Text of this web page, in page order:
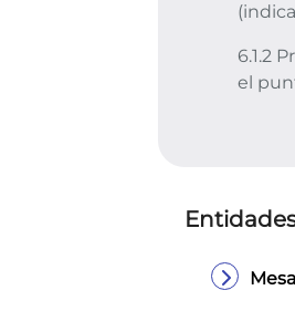
6.1.2
el